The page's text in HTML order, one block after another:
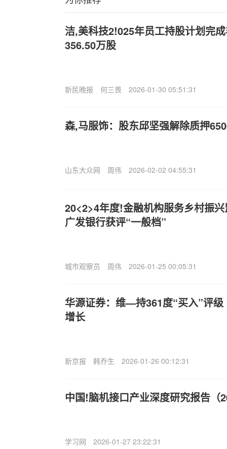
洁,美科技2!025年员工持股计划完
356.50万股
新民晚报 何三畏 2026-01-30 05:51:31
森,马服饰：股东邱坚强解除质押
山东大众网 周伟 2026-02-02 04:55:31
20<2>4年度!金融机构服务乡村振
广发银行获评“一般档”
城市观察员 周伟 2026-01-25 00:05:31
华源证券：维—持361度“买入”评
增长
新京报 韩乔生 2026-01-26 00:12:31
中国!脑机接口产业深度研究报告（
学习网 2026-01-27 23:22:31